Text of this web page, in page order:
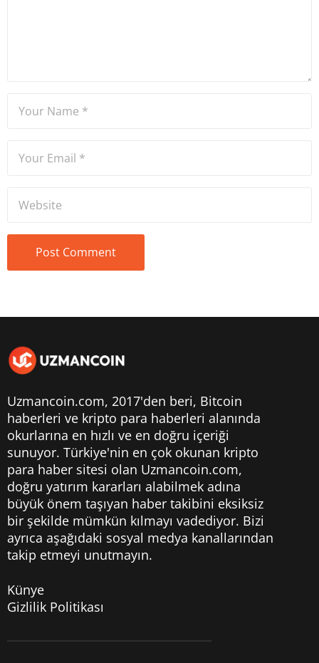
Uzmancoin.com, 2017'den beri, Bitcoin
haberleri ve kripto para haberleri alanında
okurlarına en hızlı ve en doğru içeriği
sunuyor. Türkiye'nin en çok okunan kripto
para haber sitesi olan Uzmancoin.com,
doğru yatırım kararları alabilmek adına
büyük önem taşıyan haber takibini eksiksiz
bir şekilde mümkün kılmayı vadediyor. Bizi
ayrıca aşağıdaki sosyal medya kanallarından
takip etmeyi unutmayın.
Künye
Gizlilik Politikası